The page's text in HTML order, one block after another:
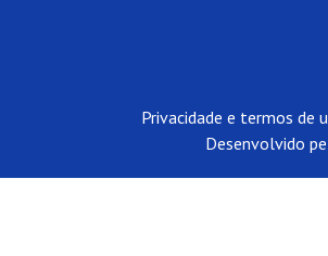
Privacidade e termos de
Desenvolvido